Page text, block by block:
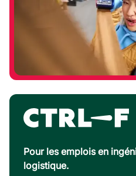
Pour les emplois en
logistique.